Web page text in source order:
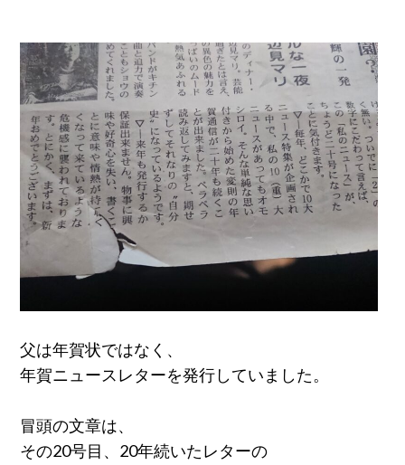
父は年賀状ではなく、
年賀ニュースレターを発行していました。
冒頭の文章は、
その20号目、20年続いたレターの